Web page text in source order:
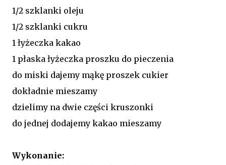
1/2 szklanki oleju
1/2 szklanki cukru
1 łyżeczka kakao
1 płaska łyżeczka proszku do pieczenia
do miski dajemy mąkę proszek cukier
dokładnie mieszamy
dzielimy na dwie części kruszonki
do jednej dodajemy kakao mieszamy
Wykonanie: